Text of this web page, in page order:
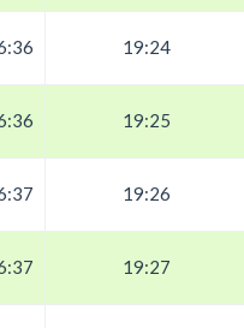
19:24
19:25
19:26
19:27